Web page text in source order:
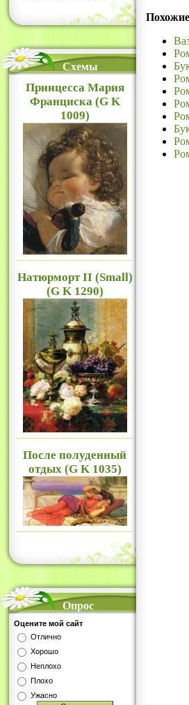
Схемы
Принцесса Мария
Франциска (G K
1009)
Натюрморт II (Small)
(G K 1290)
После полуденный
отдых (G K 1035)
Опрос
Оцените мой сайт
Отлично
Хорошо
Неплохо
Плохо
Ужасно